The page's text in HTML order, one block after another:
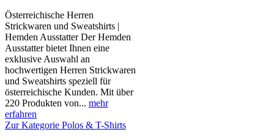
Österreichische Herren
Strickwaren und Sweatshirts |
Hemden Ausstatter Der Hemden
Ausstatter bietet Ihnen eine
exklusive Auswahl an
hochwertigen Herren Strickwaren
und Sweatshirts speziell für
österreichische Kunden. Mit über
220 Produkten von... mehr
erfahren
Zur Kategorie Polos & T-Shirts